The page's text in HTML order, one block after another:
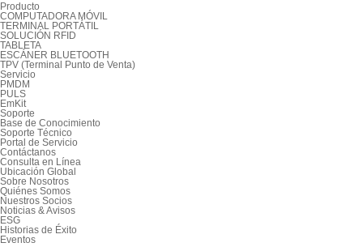
Producto
COMPUTADORA MÓVIL
TERMINAL PORTÁTIL
SOLUCIÓN RFID
TABLETA
ESCÁNER BLUETOOTH
TPV (Terminal Punto de Venta)
Servicio
PMDM
PULS
EmKit
Soporte
Base de Conocimiento
Soporte Técnico
Portal de Servicio
Contáctanos
Consulta en Línea
Ubicación Global
Sobre Nosotros
Quiénes Somos
Nuestros Socios
Noticias & Avisos
ESG
Historias de Éxito
Eventos